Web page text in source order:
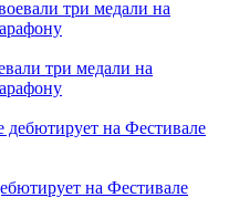
три медали на
на Фестивале